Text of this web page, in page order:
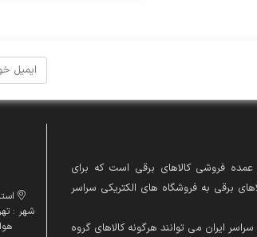
عمده فروشی کالاهای برقی است که برای
برقی به فروشگاه های الکتریکی سراسر
ایران می توانند هرگونه کالاهای گروه
شهر :
هوایی